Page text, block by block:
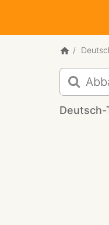
für
Deutsch-